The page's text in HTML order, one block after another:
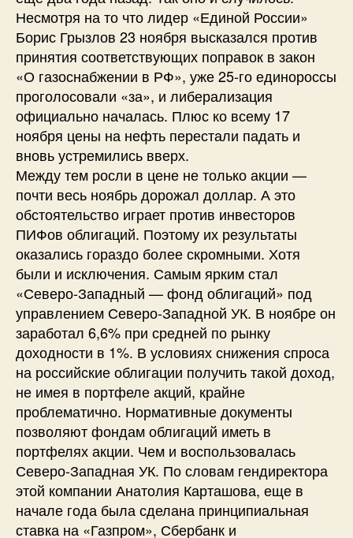
Несмотря на то что лидер «Единой России»
Борис Грызлов 23 ноября высказался против
принятия соответствующих поправок в закон
«О газоснабжении в РФ», уже 25-го единороссы
проголосовали «за», и либерализация
официально началась. Плюс ко всему 17
ноября цены на нефть перестали падать и
вновь устремились вверх.
Между тем росли в цене не только акции —
почти весь ноябрь дорожал доллар. А это
обстоятельство играет против инвесторов
ПИФов облигаций. Поэтому их результаты
оказались гораздо более скромными. Хотя
были и исключения. Самым ярким стал
«Северо-Западный — фонд облигаций» под
управлением Северо-Западной УК. В ноябре он
заработал 6,6% при средней по рынку
доходности в 1%. В условиях снижения спроса
на российские облигации получить такой доход,
не имея в портфеле акций, крайне
проблематично. Нормативные документы
позволяют фондам облигаций иметь в
портфелях акции. Чем и воспользовалась
Северо-Западная УК. По словам гендиректора
этой компании Анатолия Карташова, еще в
начале года была сделана принципиальная
ставка на «Газпром», Сбербанк и